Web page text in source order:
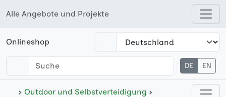
Alle Angebote und Projekte
Open shops menu
Onlineshop
DE EN
Outdoor und Selbstverteidigung
Open